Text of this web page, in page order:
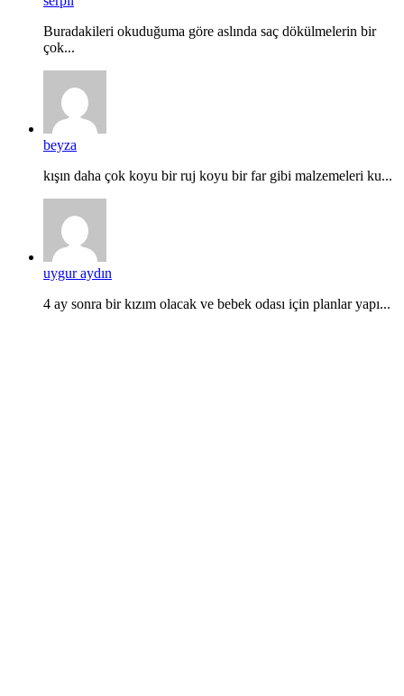
Buradakileri okuduğuma göre aslında saç dökülmelerin bir
çok...
beyza
kışın daha çok koyu bir ruj koyu bir far gibi malzemeleri ku...
uygur aydın
4 ay sonra bir kızım olacak ve bebek odası için planlar yapı...